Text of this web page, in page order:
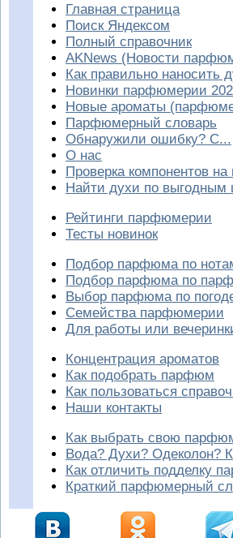
Главная страница
Поиск Яндексом
Полный справочник
AKNews (Новости
Как правильно наносить
Новинки парфюмерии
Новые ароматы
Парфюмерный словарь
Обнаружили ошибку? С...
О нас
Проверка компонентов на
Найти духи по выгодным
Рейтинги парфюмерии
Тесты новинок
Подбор парфюма по
Подбор парфюма по
Выбор парфюма по
Семейства парфюмерии
Для работы или
Концентрация ароматов
Как подобрать парфюм
Как пользоваться
Наши контакты
Как выбрать свою
Вода? Духи? Одеколон?
Как отличить подделку
Краткий парфюмерный